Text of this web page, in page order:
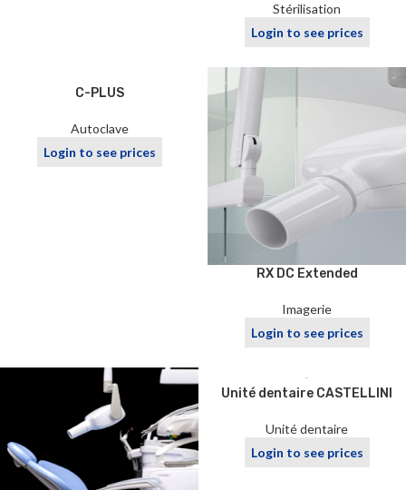
Stérilisation
Login to see prices
C-PLUS
Autoclave
Login to see prices
RX DC Extended
Imagerie
Login to see prices
Unité dentaire CASTELLINI
Unité dentaire
Login to see prices